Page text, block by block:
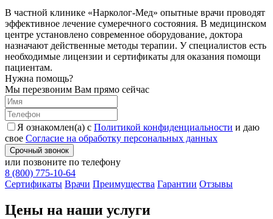
В частной клинике «Нарколог-Мед» опытные врачи проводят
эффективное лечение сумеречного состояния. В медицинском
центре установлено современное оборудование, доктора
назначают действенные методы терапии. У специалистов есть
необходимые лицензии и сертификаты для оказания помощи
пациентам.
Нужна помощь?
Мы перезвоним Вам прямо сейчас
Я ознакомлен(а) с Политикой конфиденциальности и даю
свое Согласие на обработку персональных данных
Срочный звонок
или позвоните по телефону
8 (800) 775-10-64
Cертификаты Врачи Преимущества Гарантии Отзывы
Цены на наши услуги